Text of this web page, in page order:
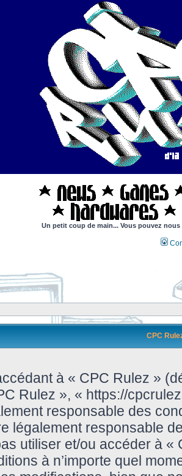
Un petit coup de main... Vous pouvez
CPC
à « CPC Rulez »
Rulez », « https://
responsable des
légalement responsable
utiliser et/ou accéder à
à n’importe quel